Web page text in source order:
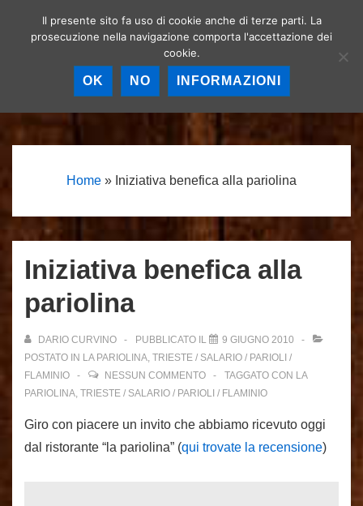
Birrerie artigianali a
Roma – La birra
artigianale nella
principale
Home » Iniziativa benefica alla pariolina
Iniziativa benefica alla
pariolina
DARIO CURVINO PUBBLICATO IL
9 GIUGNO 2010
POSTATO IN LA PARIOLINA, TRIESTE / SALARIO / PARIOLI /
FLAMINIO
NESSUN COMMENTO TAGGATO CON LA
PARIOLINA, TRIESTE / SALARIO / PARIOLI / FLAMINIO
Giro con piacere un invito che abbiamo ricevuto oggi
dal ristorante “la pariolina” (qui trovate la recensione)
Il presente sito fa uso di cookie anche di terze parti. La
prosecuzione nella navigazione comporta l'accettazione dei
cookie.
OK NO INFORMAZIONI